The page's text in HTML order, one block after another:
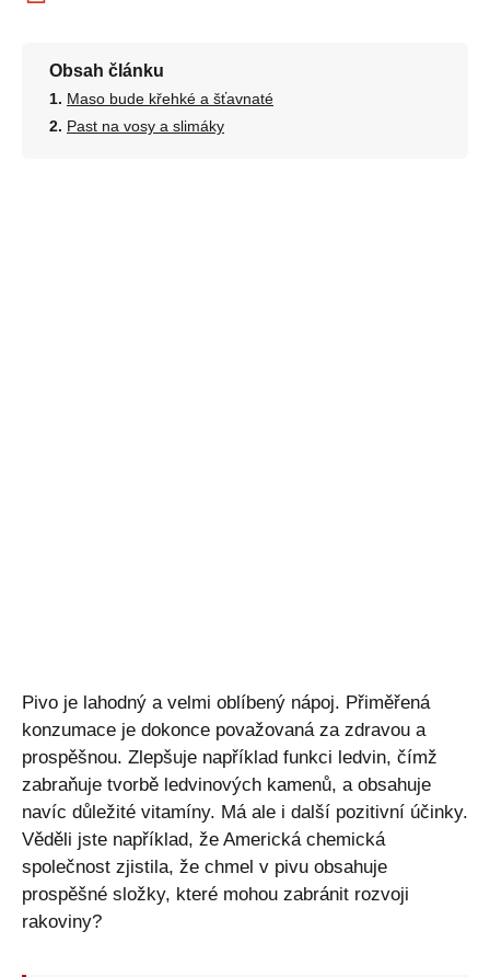
Obsah článku
Maso bude křehké a šťavnaté
Past na vosy a slimáky
Pivo je lahodný a velmi oblíbený nápoj. Přiměřená
konzumace je dokonce považovaná za zdravou a
prospěšnou. Zlepšuje například funkci ledvin, čímž
zabraňuje tvorbě ledvinových kamenů, a obsahuje
navíc důležité vitamíny. Má ale i další pozitivní účinky.
Věděli jste například, že Americká chemická
společnost zjistila, že chmel v pivu obsahuje
prospěšné složky, které mohou zabránit rozvoji
rakoviny?